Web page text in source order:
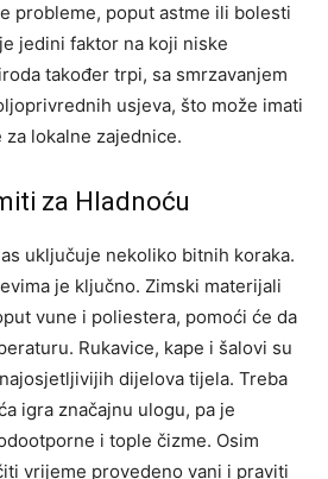
probleme, poput astme ili bolesti
jedini faktor na koji niske
također trpi, sa smrzavanjem
usjeva, što može imati
lokalne zajednice.
za Hladnoću
uključuje nekoliko bitnih koraka.
je ključno. Zimski materijali
vune i poliestera, pomoći će da
Rukavice, kape i šalovi su
dijelova tijela. Treba
igra značajnu ulogu, pa je
i tople čizme. Osim
vrijeme provedeno vani i praviti